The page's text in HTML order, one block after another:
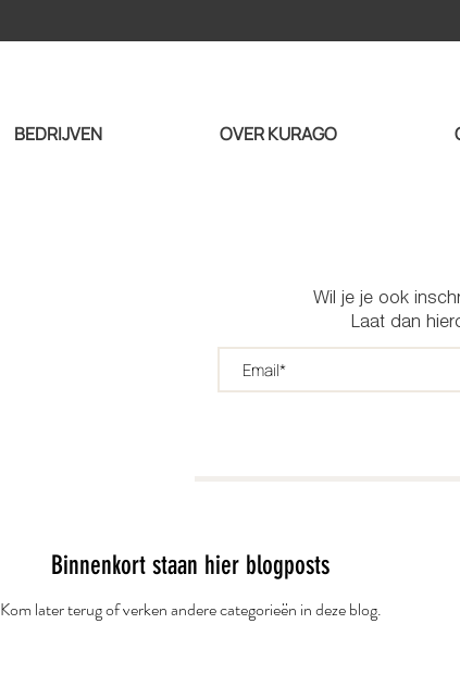
BEDRIJVEN OVER KURAGO
Wil je je ook
Laat dan
Binnenkort staan hier blogposts
Kom later terug of verken andere categorieën in deze blog.